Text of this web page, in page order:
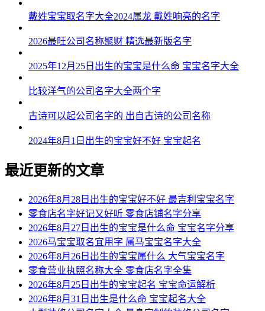
52、广觉、升广、海鸣、烽韩、欧学
53、恩兴、滕达、平玉、驰彰、龙天
54、苏安、勤合、甲言、邦慧、达淏
55、可峰、跃骥、烽嘉、昊东、铄宏
56、喜慈、逸远、兆磊、西鑫、同俊
57、升多、瀚信、圣镇、濮禧、星益
59、誉丞、越唱、宁诺、烨子、欣恺
60、亘东、益泰、梓澔、酥帆、罡咏
61、鹏健、峯新、广学、群元、元皓
62、灿祥、澔浚、炫言、觅源、佰崇
63、远申、百安、坤岑、馨良、豫飞
64、奇佳、辰佳、和夏、图宏、克杉
戴姓宝宝取名字大全2024属龙 戴姓响亮的名字
2026最旺公司名称聚财 精选最新版名字
2025年12月25日出生的宝宝是什么命 宝宝名字大全
比较洋气的公司名字大全两个字
古诗可以起公司名字的 出自古诗的公司名称
2024年8月1日出生的宝宝好不好 宝宝起名
最近更新的文章
2026年8月28日出生的宝宝好不好 最吉利宝宝名字
零食店名字好记又好听 零食店铺名字分享
2026年8月27日出生的宝宝是什么命 宝宝名字分享
2026马宝宝取名宜用字 属马宝宝名字大全
2026年8月26日出生的宝宝属什么 大气宝宝名字
零食营业执照名称大全 零食店名字全集
2026年8月25日出生的宝宝起名 宝宝命运解析
2026年8月31日出生是什么命 宝宝起名大全